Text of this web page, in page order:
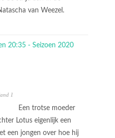
van Weezel.
1
Een trotse moeder
Lotus eigenlijk een
een jongen over hoe hij